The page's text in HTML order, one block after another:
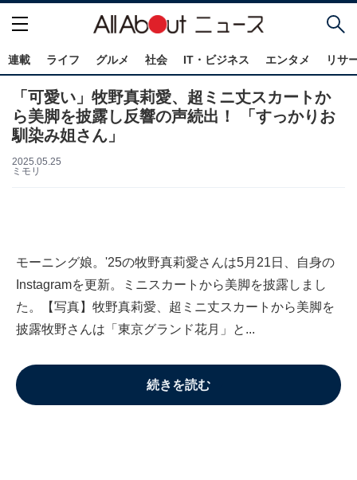
連載 ライフ グルメ 社会 IT・ビジネス エンタメ リサ
「可愛い」牧野真莉愛、超ミニ丈スカートか
ら美脚を披露し反響の声続出！ 「すっかりお
馴染み姐さん」
2025.05.25
ミモリ
モーニング娘。'25の牧野真莉愛さんは5月21日、自身の
Instagramを更新。ミニスカートから美脚を披露しまし
た。【写真】牧野真莉愛、超ミニ丈スカートから美脚を
披露牧野さんは「東京グランド花月」と...
続きを読む